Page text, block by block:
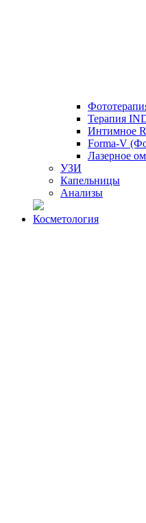
Терапия
Интимное
Forma-V
Лазерное
УЗИ
Капельницы
Анализы
Косметология